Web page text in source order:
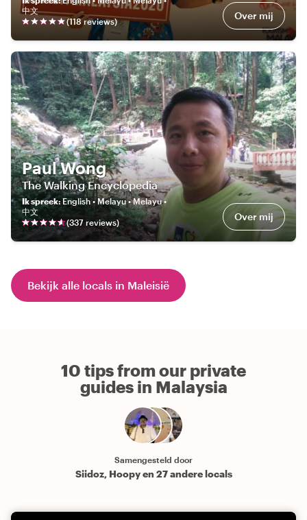
中文
(118reviews) Over mij
Paul Wong
The Walking Encyclopedia
Ik spreek: English • Melayu • Melayu •
中文
(337 reviews) Over mij
Bekijk alle locals in Maleisië
10 tips from our private
guides in Malaysia
Samengesteld door
Siidoz, Hoopy en 27 andere locals